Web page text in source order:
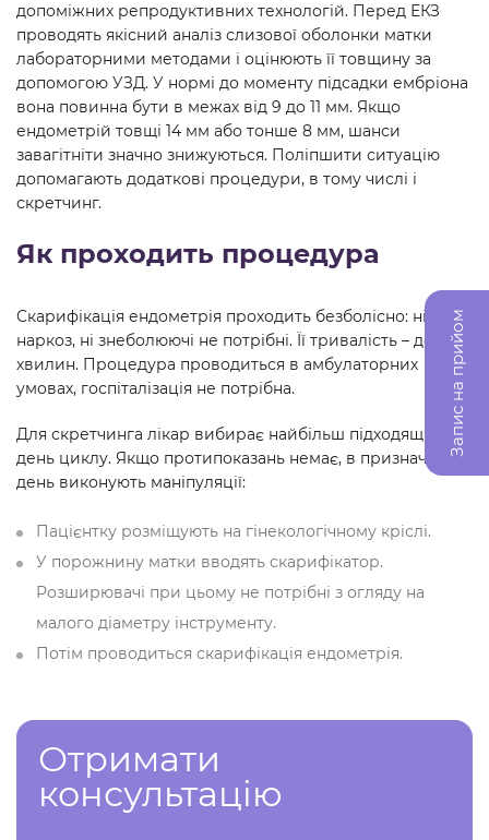
допоміжних репродуктивних технологій. Перед ЕКЗ
проводять якісний аналіз слизової оболонки матки
лабораторними методами і оцінюють її товщину за
допомогою УЗД. У нормі до моменту підсадки ембріона
вона повинна бути в межах від 9 до 11 мм. Якщо
ендометрій товщі 14 мм або тонше 8 мм, шанси
завагітніти значно знижуються. Поліпшити ситуацію
допомагають додаткові процедури, в тому числі і
скретчинг.
Як проходить процедура
Скарифікація ендометрія проходить безболісно: ні
наркоз, ні знеболюючі не потрібні. Її тривалість – до 10
хвилин. Процедура проводиться в амбулаторних
умовах, госпіталізація не потрібна.
Для скретчинга лікар вибирає найбільш підходящий
день циклу. Якщо протипоказань немає, в призначений
день виконують маніпуляції:
Пацієнтку розміщують на гінекологічному кріслі.
У порожнину матки вводять скарифікатор.
Розширювачі при цьому не потрібні з огляду на
малого діаметру інструменту.
Потім проводиться скарифікація ендометрія.
Отримати
консультацію
Запис на прийом